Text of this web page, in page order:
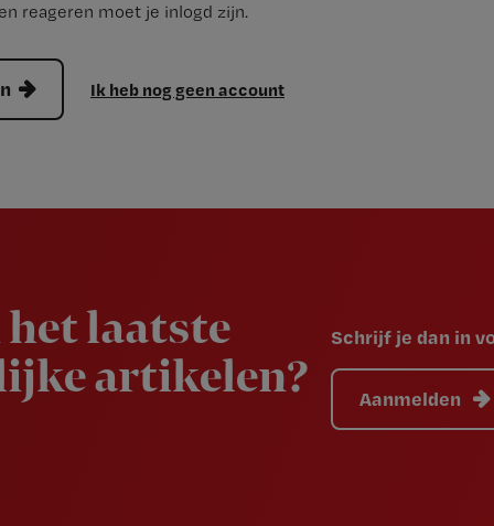
reageren moet je inlogd zijn.
Ik heb nog geen account
laatste
artikelen?
Schrijf je dan in
Aanmelden